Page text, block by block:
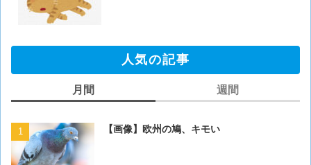
人気の記事
月間
【画像】欧州の鳩、キモい
週間
【画像】欧州の鳩、キモい